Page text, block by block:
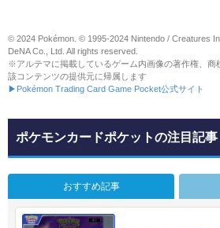
© 2024 Pokémon. © 1995-2024 Nintendo / Creatures
DeNA Co., Ltd. All rights reserved.
※アルテマに掲載しているゲーム内画像の著作権、商
該コンテンツの提供元に帰属します
▶Pokémon Trading Card Game Pocket公式サイト
ポケモンカードポケットの注目記事
おすすめ記事